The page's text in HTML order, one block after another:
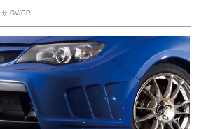
VM
BRZ/86
ZC6/ZN6
サ GV/GR